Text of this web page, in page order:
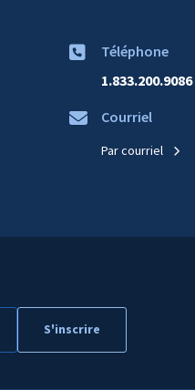
Téléphone
1.833.200.9086
Courriel
Par courriel